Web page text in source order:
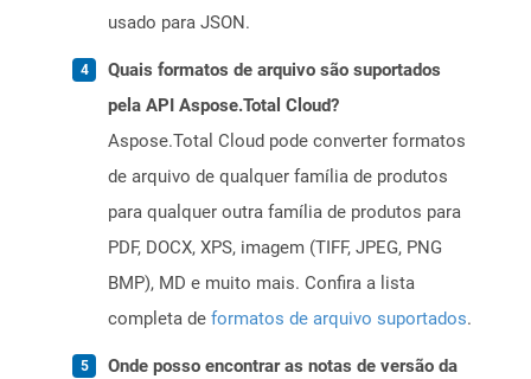
usado para JSON.
Quais formatos de arquivo são suportados
pela API Aspose.Total Cloud?
Aspose.Total Cloud pode converter formatos
de arquivo de qualquer família de produtos
para qualquer outra família de produtos para
PDF, DOCX, XPS, imagem (TIFF, JPEG, PNG
BMP), MD e muito mais. Confira a lista
completa de formatos de arquivo suportados.
Onde posso encontrar as notas de versão da